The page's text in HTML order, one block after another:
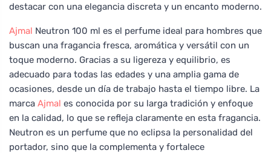
destacar con una elegancia discreta y un encanto moderno.
Ajmal Neutron 100 ml es el perfume ideal para hombres que
buscan una fragancia fresca, aromática y versátil con un
toque moderno. Gracias a su ligereza y equilibrio, es
adecuado para todas las edades y una amplia gama de
ocasiones, desde un día de trabajo hasta el tiempo libre. La
marca Ajmal es conocida por su larga tradición y enfoque
en la calidad, lo que se refleja claramente en esta fragancia.
Neutron es un perfume que no eclipsa la personalidad del
portador, sino que la complementa y fortalece